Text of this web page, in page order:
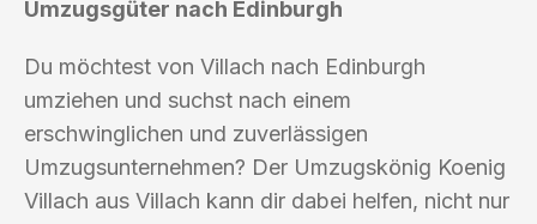
Umzugsgüter nach Edinburgh
Du möchtest von Villach nach Edinburgh
umziehen und suchst nach einem
erschwinglichen und zuverlässigen
Umzugsunternehmen? Der Umzugskönig Koenig
Villach aus Villach kann dir dabei helfen, nicht nur